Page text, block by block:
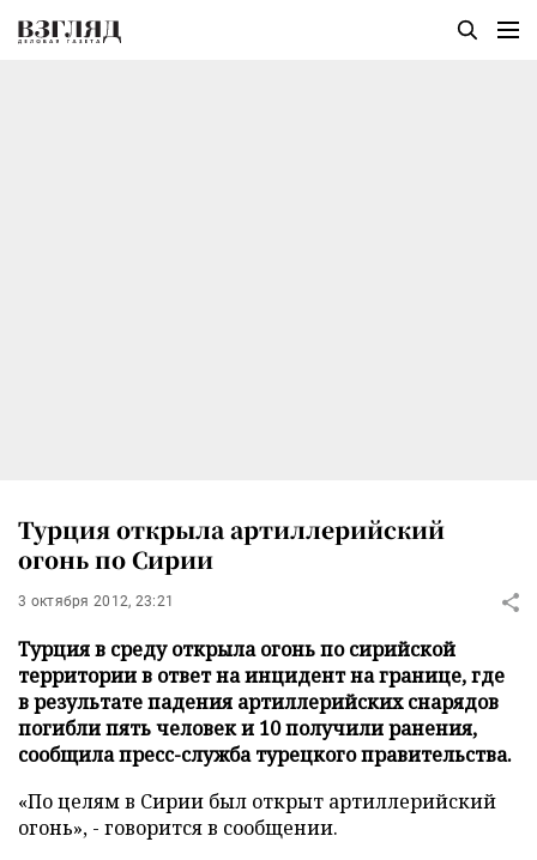
Турция открыла артиллерийский
огонь по Сирии
3 октября 2012, 23:21
Турция в среду открыла огонь по сирийской
территории в ответ на инцидент на границе, где
в результате падения артиллерийских снарядов
погибли пять человек и 10 получили ранения,
сообщила пресс-служба турецкого правительства.
«По целям в Сирии был открыт артиллерийский
огонь», - говорится в сообщении.